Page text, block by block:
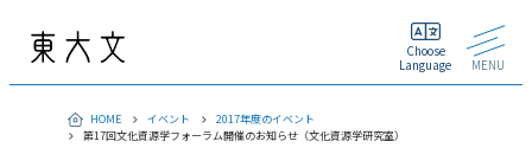
Choose
Language
MENU
HOME イベント
2017年度のイベント
第17回文化資源学フォーラム開催のお知らせ（文化資源学研究室）